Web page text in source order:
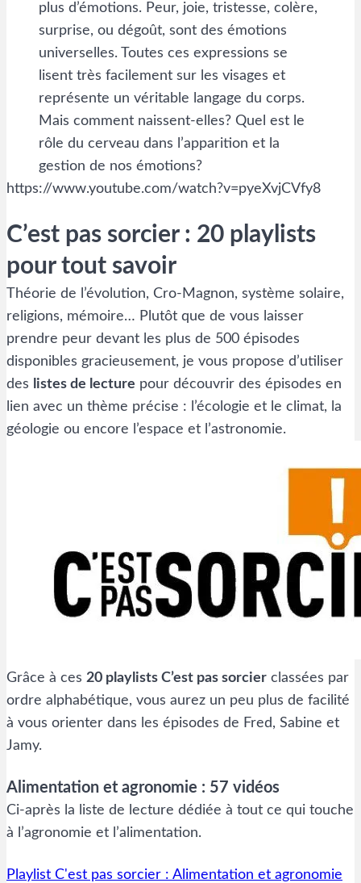
plus d’émotions. Peur, joie, tristesse, colère,
surprise, ou dégoût, sont des émotions
universelles. Toutes ces expressions se
lisent très facilement sur les visages et
représente un véritable langage du corps.
Mais comment naissent-elles? Quel est le
rôle du cerveau dans l’apparition et la
gestion de nos émotions?
https://www.youtube.com/watch?v=pyeXvjCVfy8
C’est pas sorcier : 20 playlists
pour tout savoir
Théorie de l’évolution, Cro-Magnon, système solaire,
religions, mémoire… Plutôt que de vous laisser
prendre peur devant les plus de 500 épisodes
disponibles gracieusement, je vous propose d’utiliser
des
listes de lecture pour découvrir des épisodes en
lien avec un thème précise : l’écologie et le climat, la
géologie ou encore l’espace et l’astronomie.
Grâce à ces 20 playlists C’est pas sorcier classées par
ordre alphabétique, vous aurez un peu plus de facilité
à vous orienter dans les épisodes de Fred, Sabine et
Jamy.
Alimentation et agronomie : 57 vidéos
Ci-après la liste de lecture dédiée à tout ce qui touche
à l’agronomie et l’alimentation.
Playlist C'est pas sorcier : Alimentation et agronomie